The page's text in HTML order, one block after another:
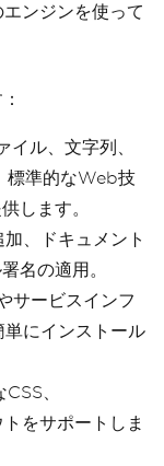
ンジンを使って
イル、文字列、
標準的なWeb技
します。
、ドキュメント
名の適用。
サービスインフ
にインストール
、
をサポートしま